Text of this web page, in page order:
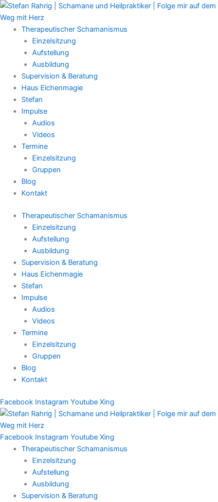
Zum
Inhalt
springenTherapeutischer Schamanismus
Einzelsitzung
Aufstellung
Ausbildung
Supervision & Beratung
Haus Eichenmagie
Stefan
Impulse
Audios
Videos
Termine
Einzelsitzung
Gruppen
Blog
Kontakt
Therapeutischer Schamanismus
Einzelsitzung
Aufstellung
Ausbildung
Supervision & Beratung
Haus Eichenmagie
Stefan
Impulse
Audios
Videos
Termine
Einzelsitzung
Gruppen
Blog
Kontakt
Facebook Instagram Youtube Xing
Facebook Instagram Youtube Xing
Therapeutischer Schamanismus
Einzelsitzung
Aufstellung
Ausbildung
Supervision & Beratung
Main
Menu